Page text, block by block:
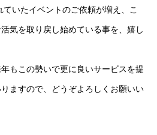
いたイベントのご依頼が増え、こ
気を取り戻し始めている事を、嬉し
もこの勢いで更に良いサービスを提
ますので、どうぞよろしくお願いい